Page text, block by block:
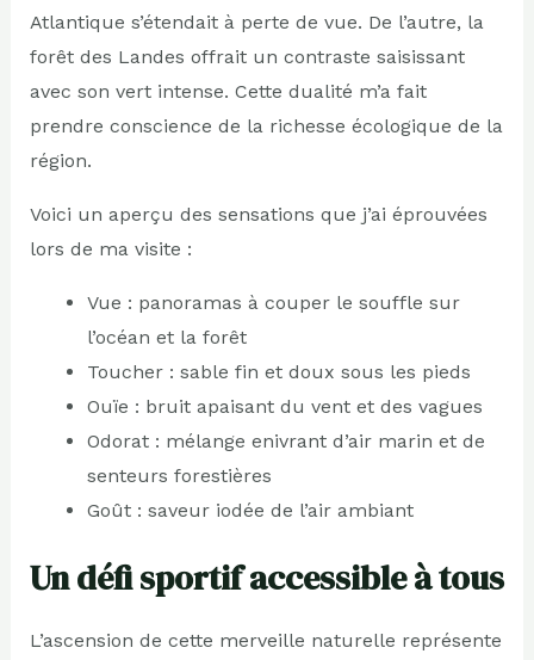
Atlantique s’étendait à perte de vue. De l’autre, la
forêt des Landes offrait un contraste saisissant
avec son vert intense. Cette dualité m’a fait
prendre conscience de la richesse écologique de la
région.
Voici un aperçu des sensations que j’ai éprouvées
lors de ma visite :
Vue : panoramas à couper le souffle sur
l’océan et la forêt
Toucher : sable fin et doux sous les pieds
Ouïe : bruit apaisant du vent et des vagues
Odorat : mélange enivrant d’air marin et de
senteurs forestières
Goût : saveur iodée de l’air ambiant
Un défi sportif accessible à tous
L’ascension de cette merveille naturelle représente